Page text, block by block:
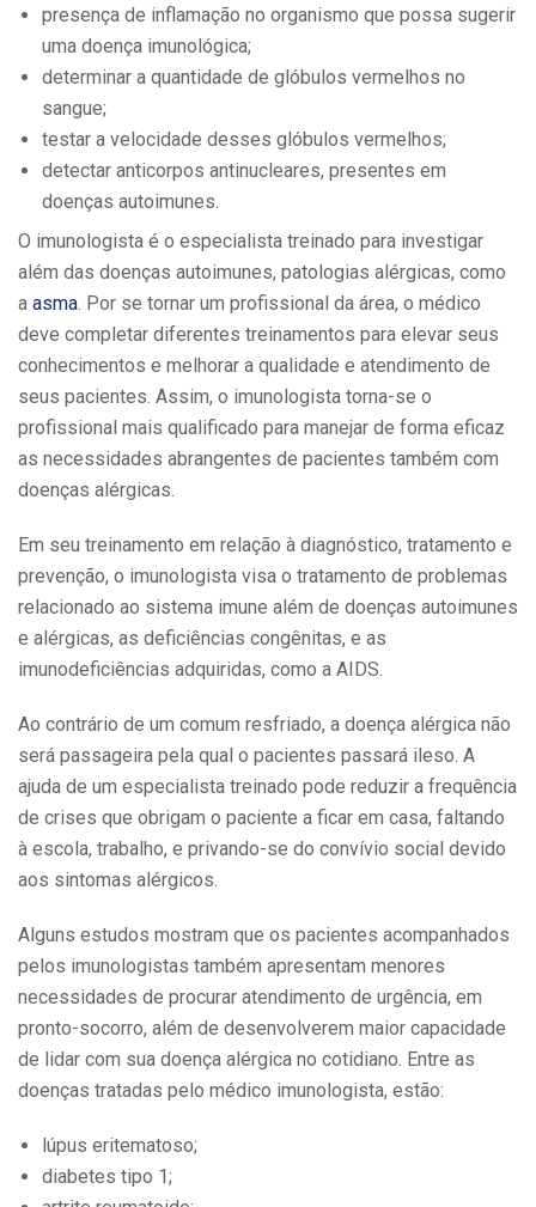
presença de inflamação no organismo que possa sugerir
uma doença imunológica;
determinar a quantidade de glóbulos vermelhos no
sangue;
testar a velocidade desses glóbulos vermelhos;
detectar anticorpos antinucleares, presentes em
doenças autoimunes.
O imunologista é o especialista treinado para investigar
além das doenças autoimunes, patologias alérgicas, como
a asma. Por se tornar um profissional da área, o médico
deve completar diferentes treinamentos para elevar seus
conhecimentos e melhorar a qualidade e atendimento de
seus pacientes. Assim, o imunologista torna-se o
profissional mais qualificado para manejar de forma eficaz
as necessidades abrangentes de pacientes também com
doenças alérgicas.
Em seu treinamento em relação à diagnóstico, tratamento e
prevenção, o imunologista visa o tratamento de problemas
relacionado ao sistema imune além de doenças autoimunes
e alérgicas, as deficiências congênitas, e as
imunodeficiências adquiridas, como a AIDS.
Ao contrário de um comum resfriado, a doença alérgica não
será passageira pela qual o pacientes passará ileso. A
ajuda de um especialista treinado pode reduzir a frequência
de crises que obrigam o paciente a ficar em casa, faltando
à escola, trabalho, e privando-se do convívio social devido
aos sintomas alérgicos.
Alguns estudos mostram que os pacientes acompanhados
pelos imunologistas também apresentam menores
necessidades de procurar atendimento de urgência, em
pronto-socorro, além de desenvolverem maior capacidade
de lidar com sua doença alérgica no cotidiano. Entre as
doenças tratadas pelo médico imunologista, estão:
lúpus eritematoso;
diabetes tipo 1;